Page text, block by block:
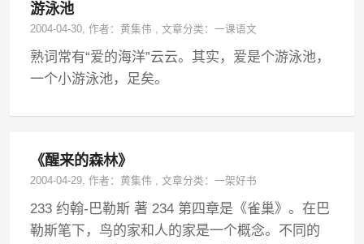
游泳池
2004-04-30, 作者：黄集伟 ,文章分类：一课语文
熟词常有“爱的海洋”云云。其实，爱是个游泳池，
一个小游泳池，足矣。
《醒来的森林》
2004-04-29, 作者：黄集伟 ,文章分类：一架好书
233 约翰-巴勒斯 著 234 第四章是《雀巢》。在巴
勒斯笔下，鸟的家和人的家是一个概念。不同的